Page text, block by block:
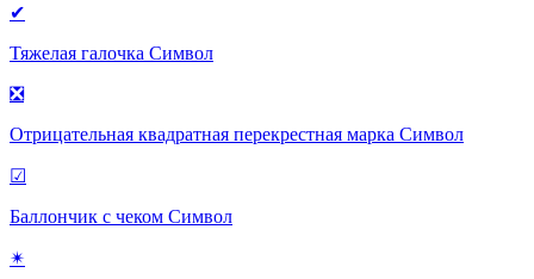
✔
Тяжелая галочка Символ
❎
Отрицательная квадратная перекрестная марка Символ
☑
Баллончик с чеком Символ
✴